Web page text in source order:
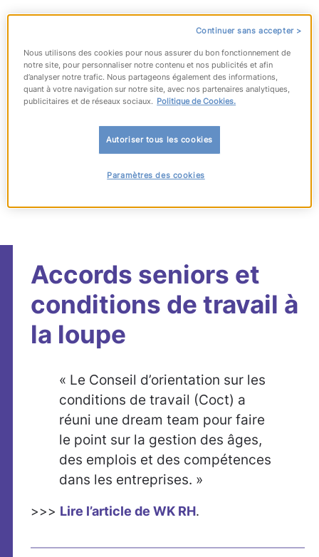
Partager sur :
Publié le 26 août 2011
Accords seniors et
conditions de travail à
la loupe
« Le Conseil d’orientation sur les
conditions de travail (Coct) a
réuni une dream team pour faire
le point sur la gestion des âges,
des emplois et des compétences
dans les entreprises. »
>>> Lire l’article de WK RH.
Continuer sans accepter >
Nous utilisons des cookies pour nous assurer du bon fonctionnement de
notre site, pour personnaliser notre contenu et nos publicités et afin
d’analyser notre trafic. Nous partageons également des informations,
quant à votre navigation sur notre site, avec nos partenaires analytiques,
publicitaires et de réseaux sociaux. Politique de Cookies.
Autoriser tous les cookies
Paramètres des cookies